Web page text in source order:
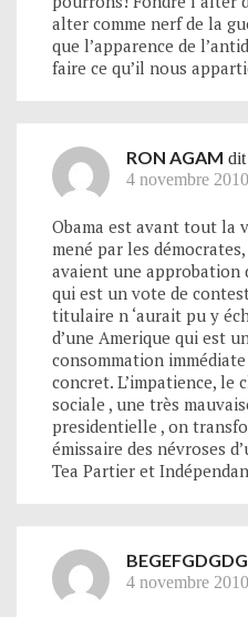
alter comme nerf de la
que l’apparence de
faire ce qu’il nous
RON AGAM dit
4 novembre
Obama est avant tout la
mené par les
avaient une approbation
qui est un vote de
titulaire n ‘aurait pu y
d’une Amerique qui est
consommation
concret. L’impatience, le
sociale , une très
presidentielle , on
émissaire des névroses
Tea Partier et
4 novembre